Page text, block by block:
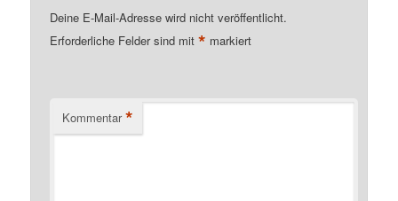
Deine E-Mail-Adresse wird nicht veröffentlicht.
Erforderliche Felder sind mit* markiert
Kommentar *